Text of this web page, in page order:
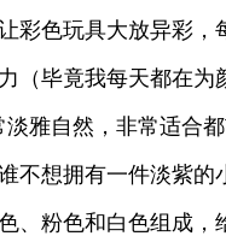
彩色玩具大放异彩，
（毕竟我每天都在为
淡雅自然，非常适合
不想拥有一件淡紫的
、粉色和白色组成，